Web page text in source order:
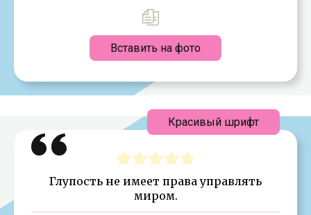
Вставить на фото
Глупость не имеет права управлять
миром.
Красивый шрифт